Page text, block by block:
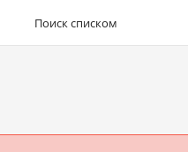
Поиск списком